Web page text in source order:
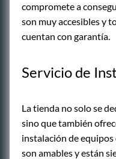
compromete a
son muy accesibles y
cuentan con garantía.
Servicio de
La tienda no solo se
sino que también
instalación de equipos
son amables y están